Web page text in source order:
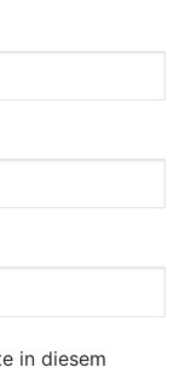
in diesem